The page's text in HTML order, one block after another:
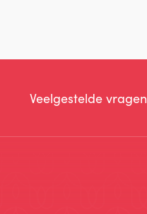
Veelgestelde vragen